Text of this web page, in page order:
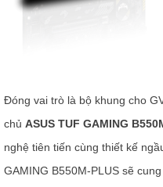
Đóng vai trò là bộ khung cho
chủ ASUS TUF GAMING
nghệ tiên tiến cùng thiết kế
GAMING B550M-PLUS sẽ